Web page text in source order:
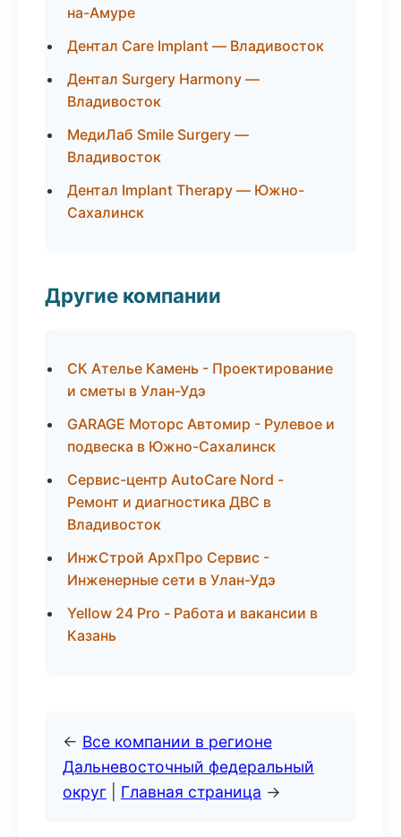
на-Амуре
Дентал Care Implant — Владивосток
Дентал Surgery Harmony —
Владивосток
МедиЛаб Smile Surgery —
Владивосток
Дентал Implant Therapy — Южно-
Сахалинск
Другие компании
СК Ателье Камень - Проектирование
и сметы в Улан-Удэ
GARAGE Моторс Автомир - Рулевое и
подвеска в Южно-Сахалинск
Сервис-центр AutoCare Nord -
Ремонт и диагностика ДВС в
Владивосток
ИнжСтрой АрхПро Сервис -
Инженерные сети в Улан-Удэ
Yellow 24 Pro - Работа и вакансии в
Казань
← Все компании в регионе
Дальневосточный федеральный
округ
Главная страница →